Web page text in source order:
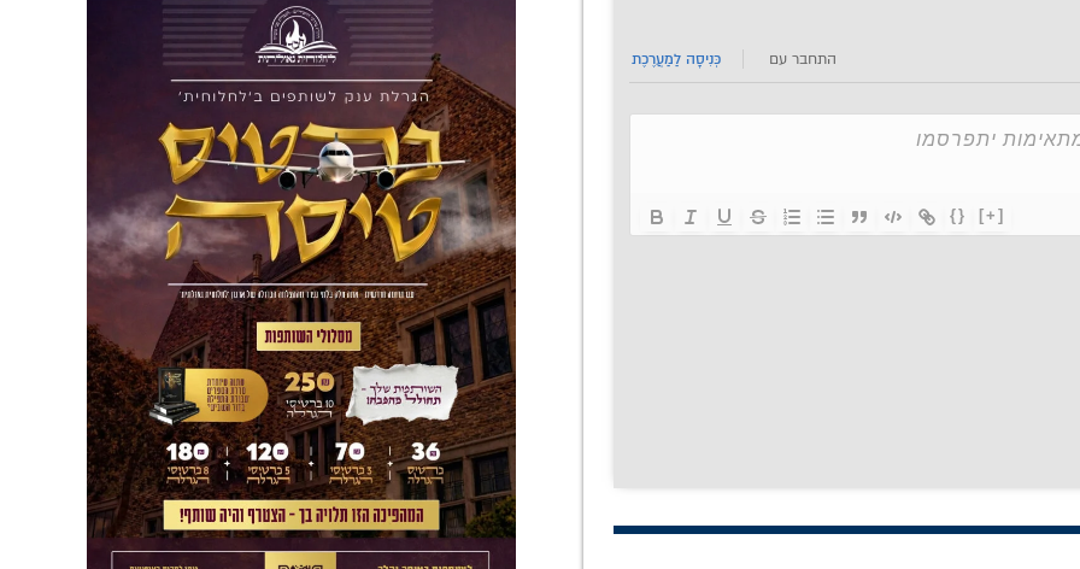
התחבר עם כְּנִיסָה לַמַעֲרֶכֶת
{} [+]